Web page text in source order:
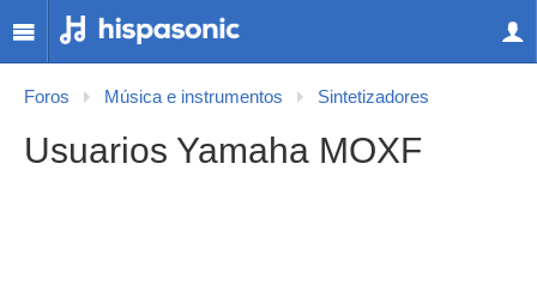
Foros Música e instrumentos Sintetizadores
Usuarios Yamaha MOXF